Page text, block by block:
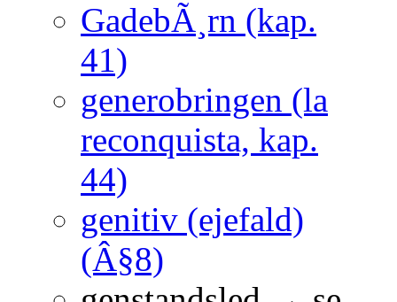
GadebÃ¸rn (kap.
41)
generobringen (la
reconquista, kap.
44)
genitiv (ejefald)
(Â§8)